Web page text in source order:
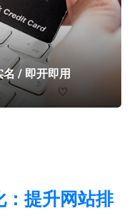
/ 即开即用
：提升网站排